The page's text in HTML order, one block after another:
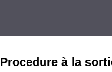
Procedure à la